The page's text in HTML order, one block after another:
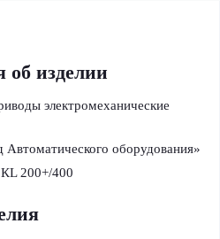
об изделии
электромеханические
оборудования»
200+/400